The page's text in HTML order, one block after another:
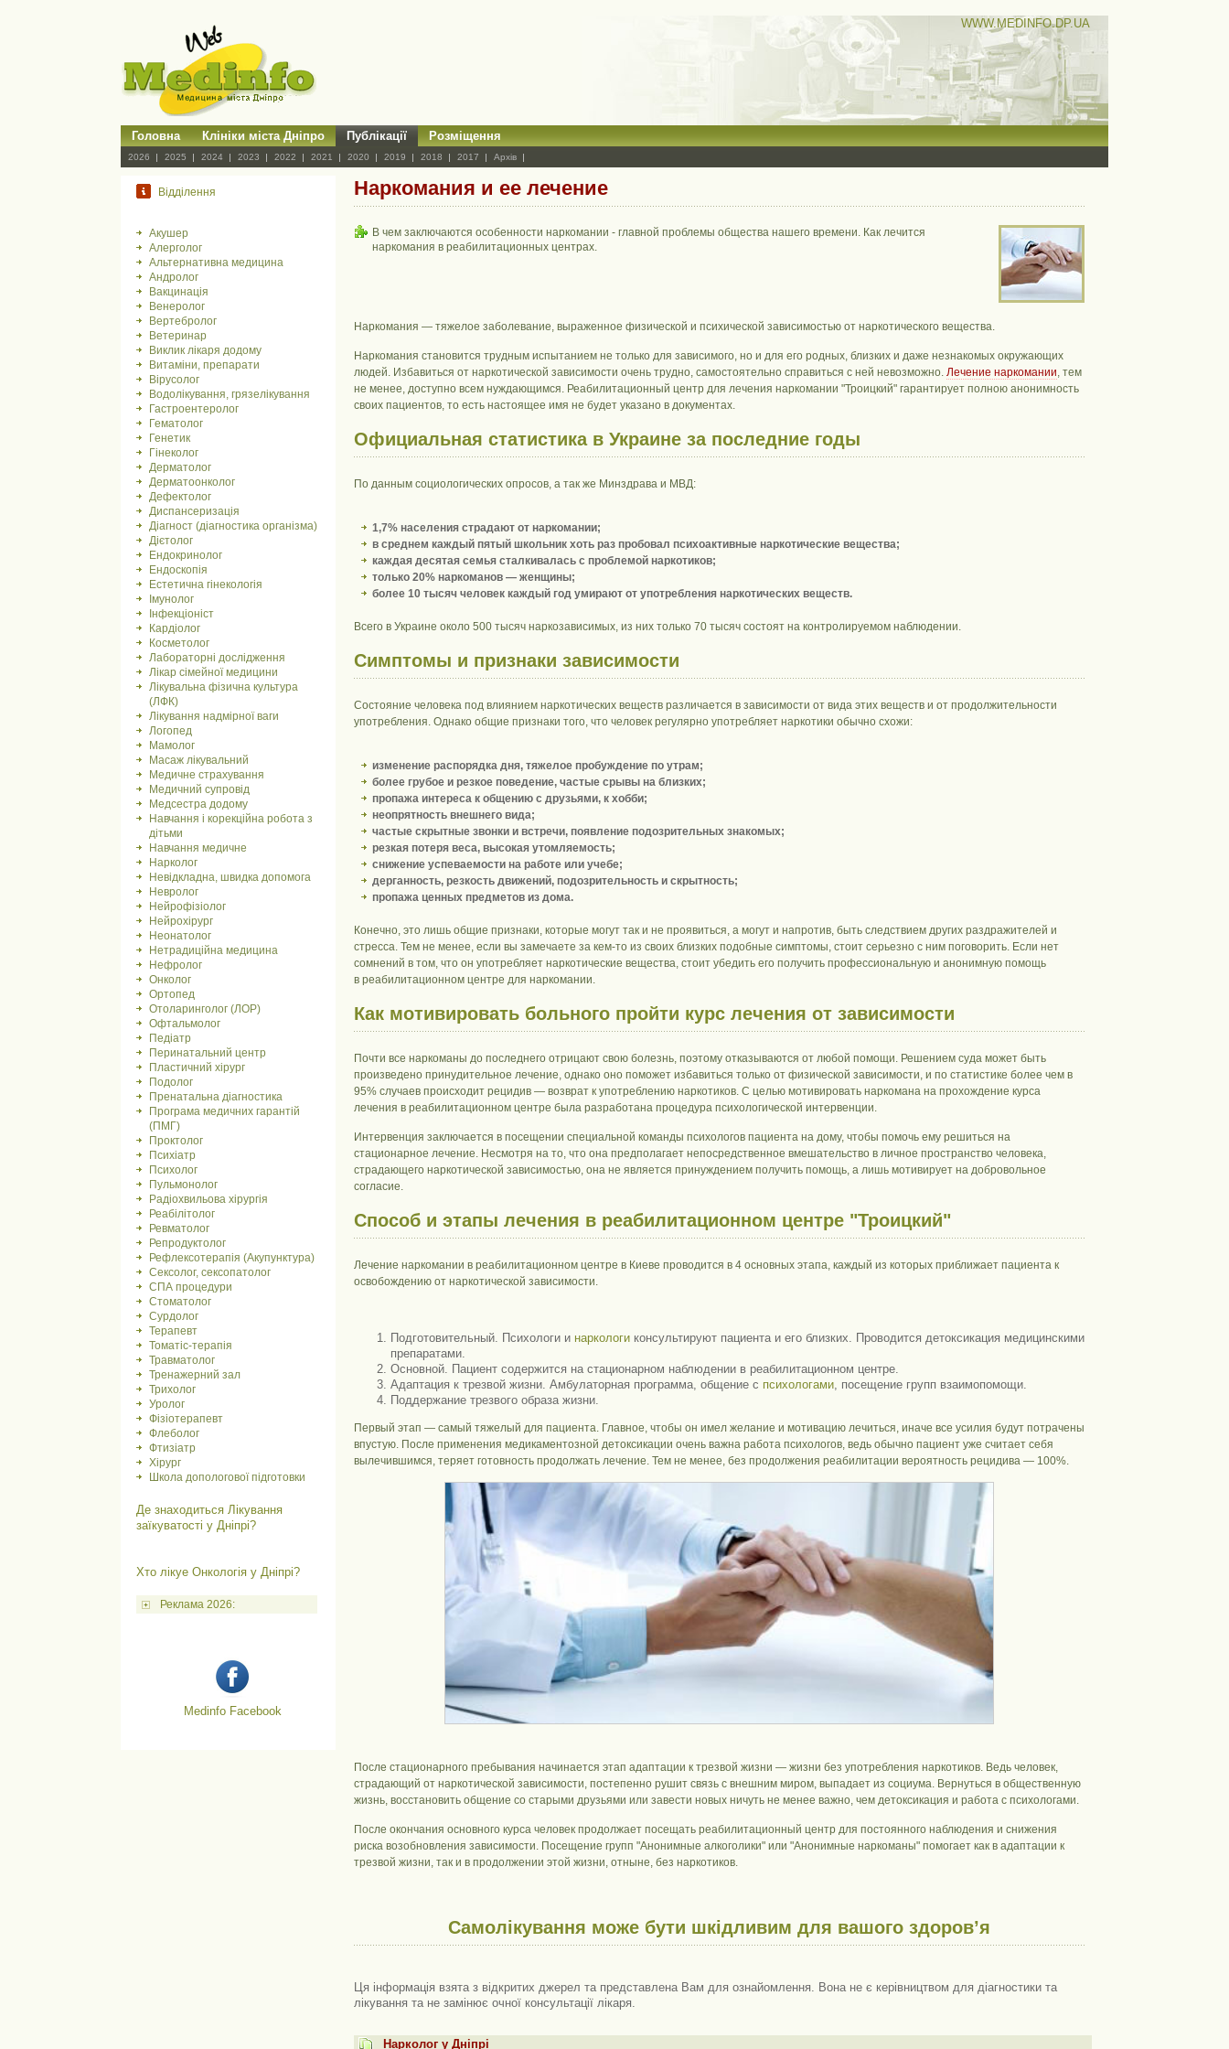
WWW.MEDINFO.DP.UA
Головна Клініки міста Дніпро Публікації Розміщення
2026 2025 2024 2023 2022 2021 2020 2019 2018 2017 Архів
Відділення
Акушер
Алерголог
Альтернативна медицина
Андролог
Вакцинація
Венеролог
Вертебролог
Ветеринар
Виклик лікаря додому
Витаміни, препарати
Вірусолог
Водолікування, грязелікування
Гастроентеролог
Гематолог
Генетик
Гінеколог
Дерматолог
Дерматоонколог
Дефектолог
Диспансеризація
Діагност (діагностика організма)
Дієтолог
Ендокринолог
Ендоскопія
Естетична гінекологія
Імунолог
Інфекціоніст
Кардіолог
Косметолог
Лабораторні дослідження
Лікар сімейної медицини
Лікувальна фізична культура
(ЛФК)
Лікування надмірної ваги
Логопед
Мамолог
Масаж лікувальний
Медичне страхування
Медичний супровід
Медсестра додому
Навчання і корекційна робота з
дітьми
Навчання медичне
Нарколог
Невідкладна, швидка допомога
Невролог
Нейрофізіолог
Нейрохірург
Неонатолог
Нетрадиційна медицина
Нефролог
Онколог
Ортопед
Отоларинголог (ЛОР)
Офтальмолог
Педіатр
Перинатальний центр
Пластичний хірург
Подолог
Пренатальна діагностика
Програма медичних гарантій
(ПМГ)
Проктолог
Психіатр
Психолог
Пульмонолог
Радіохвильова хірургія
Реабілітолог
Ревматолог
Репродуктолог
Рефлексотерапія (Акупунктура)
Сексолог, сексопатолог
СПА процедури
Стоматолог
Сурдолог
Терапевт
Томатіс-терапія
Травматолог
Тренажерний зал
Трихолог
Уролог
Фізіотерапевт
Флеболог
Фтизіатр
Хірург
Школа допологової підготовки
Де знаходиться Лікування
заїкуватості у Дніпрі?
Хто лікуе Онкологія у Дніпрі?
Реклама 2026:
Medinfo Facebook
Наркомания и ее лечение
В чем заключаются особенности наркомании - главной проблемы общества нашего времени. Как лечится
наркомания в реабилитационных центрах.
Наркомания — тяжелое заболевание, выраженное физической и психической зависимостью от наркотического вещества.
Наркомания становится трудным испытанием не только для зависимого, но и для его родных, близких и даже незнакомых окружающих
людей. Избавиться от наркотической зависимости очень трудно, самостоятельно справиться с ней невозможно. Лечение наркомании, тем
не менее, доступно всем нуждающимся. Реабилитационный центр для лечения наркомании "Троицкий" гарантирует полною анонимность
своих пациентов, то есть настоящее имя не будет указано в документах.
Официальная статистика в Украине за последние годы
По данным социологических опросов, а так же Минздрава и МВД:
1,7% населения страдают от наркомании;
в среднем каждый пятый школьник хоть раз пробовал психоактивные наркотические вещества;
каждая десятая семья сталкивалась с проблемой наркотиков;
только 20% наркоманов — женщины;
более 10 тысяч человек каждый год умирают от употребления наркотических веществ.
Всего в Украине около 500 тысяч наркозависимых, из них только 70 тысяч состоят на контролируемом наблюдении.
Симптомы и признаки зависимости
Состояние человека под влиянием наркотических веществ различается в зависимости от вида этих веществ и от продолжительности
употребления. Однако общие признаки того, что человек регулярно употребляет наркотики обычно схожи:
изменение распорядка дня, тяжелое пробуждение по утрам;
более грубое и резкое поведение, частые срывы на близких;
пропажа интереса к общению с друзьями, к хобби;
неопрятность внешнего вида;
частые скрытные звонки и встречи, появление подозрительных знакомых;
резкая потеря веса, высокая утомляемость;
снижение успеваемости на работе или учебе;
дерганность, резкость движений, подозрительность и скрытность;
пропажа ценных предметов из дома.
Конечно, это лишь общие признаки, которые могут так и не проявиться, а могут и напротив, быть следствием других раздражителей и
стресса. Тем не менее, если вы замечаете за кем-то из своих близких подобные симптомы, стоит серьезно с ним поговорить. Если нет
сомнений в том, что он употребляет наркотические вещества, стоит убедить его получить профессиональную и анонимную помощь
в реабилитационном центре для наркомании.
Как мотивировать больного пройти курс лечения от зависимости
Почти все наркоманы до последнего отрицают свою болезнь, поэтому отказываются от любой помощи. Решением суда может быть
произведено принудительное лечение, однако оно поможет избавиться только от физической зависимости, и по статистике более чем в
95% случаев происходит рецидив — возврат к употреблению наркотиков. С целью мотивировать наркомана на прохождение курса
лечения в реабилитационном центре была разработана процедура психологической интервенции.
Интервенция заключается в посещении специальной команды психологов пациента на дому, чтобы помочь ему решиться на
стационарное лечение. Несмотря на то, что она предполагает непосредственное вмешательство в личное пространство человека,
страдающего наркотической зависимостью, она не является принуждением получить помощь, а лишь мотивирует на добровольное
согласие.
Способ и этапы лечения в реабилитационном центре "Троицкий"
Лечение наркомании в реабилитационном центре в Киеве проводится в 4 основных этапа, каждый из которых приближает пациента к
освобождению от наркотической зависимости.
Подготовительный. Психологи и наркологи консультируют пациента и его близких. Проводится детоксикация медицинскими
препаратами.
Основной. Пациент содержится на стационарном наблюдении в реабилитационном центре.
Адаптация к трезвой жизни. Амбулаторная программа, общение с психологами, посещение групп взаимопомощи.
Поддержание трезвого образа жизни.
Первый этап — самый тяжелый для пациента. Главное, чтобы он имел желание и мотивацию лечиться, иначе все усилия будут потрачены
впустую. После применения медикаментозной детоксикации очень важна работа психологов, ведь обычно пациент уже считает себя
вылечившимся, теряет готовность продолжать лечение. Тем не менее, без продолжения реабилитации вероятность рецидива — 100%.
После стационарного пребывания начинается этап адаптации к трезвой жизни — жизни без употребления наркотиков. Ведь человек,
страдающий от наркотической зависимости, постепенно рушит связь с внешним миром, выпадает из социума. Вернуться в общественную
жизнь, восстановить общение со старыми друзьями или завести новых ничуть не менее важно, чем детоксикация и работа с психологами.
После окончания основного курса человек продолжает посещать реабилитационный центр для постоянного наблюдения и снижения
риска возобновления зависимости. Посещение групп "Анонимные алкоголики" или "Анонимные наркоманы" помогает как в адаптации к
трезвой жизни, так и в продолжении этой жизни, отныне, без наркотиков.
Самолікування може бути шкідливим для вашого здоров’я
Ця інформація взята з відкритих джерел та представлена ​​Вам для ознайомлення. Вона не є керівництвом для діагностики та
лікування та не замінює очної консультації лікаря.
Нарколог у Дніпрі